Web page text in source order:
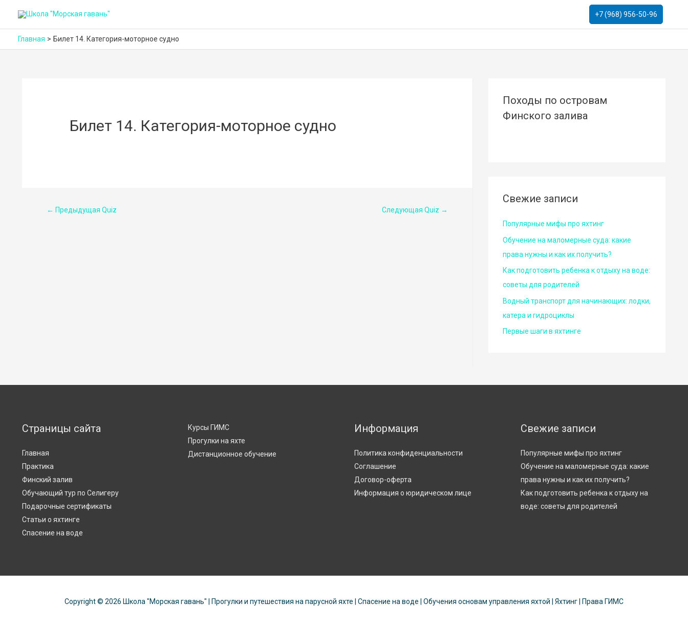
+7 (968) 956-50-96
Главная Билет 14. Категория-моторное судно
Билет 14. Категория-моторное судно
Навигация
← Предыдущая Quiz Следующая Quiz →
Походы по островам
Финского залива
Свежие записи
Популярные мифы про яхтинг
Обучение на маломерные суда: какие
права нужны и как их получить?
Как подготовить ребенка к отдыху на воде:
советы для родителей
Водный транспорт для начинающих: лодки,
катера и гидроциклы
Первые шаги в яхтинге
Страницы сайта
Главная
Практика
Финский залив
Обучающий тур по Селигеру
Подарочные сертификаты
Статьи о яхтинге
Спасение на воде
Курсы ГИМС
Прогулки на яхте
Дистанционное обучение
Информация
Политика конфиденциальности
Соглашение
Договор-оферта
Информация о юридическом лице
Свежие записи
Популярные мифы про яхтинг
Обучение на маломерные суда: какие
права нужны и как их получить?
Как подготовить ребенка к отдыху на
воде: советы для родителей
Copyright © 2026 Школа "Морская гавань" | Прогулки и путешествия на парусной яхте | Спасение на воде | Обучения основам управления яхтой | Яхтинг | Права ГИМС